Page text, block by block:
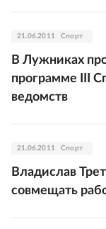
21.06.2011 Спорт
В Лужниках
программе III
ведомств
21.06.2011 Спорт
Владислав
совмещать